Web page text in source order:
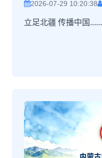
2026-07-29 10:20:38
立足北疆 传播中国......